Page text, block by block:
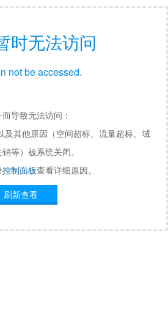
时无法访问
not be accessed.
导致无法访问：
及其他原因（空间超标、流量超标、域
等）被系统关闭。
控制面板查看详细原因。
刷新查看